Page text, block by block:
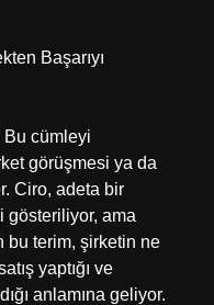
Başarıyı
Bu cümleyi
görüşmesi ya da
Ciro, adeta bir
gösteriliyor, ama
bu terim, şirketin ne
yaptığı ve
anlamına geliyor.